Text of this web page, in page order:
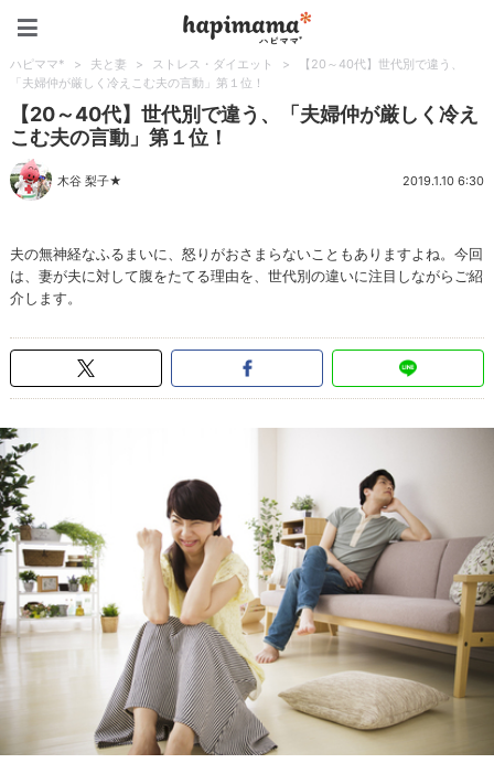
ハピママ* > 夫と妻 > ストレス・ダイエット >
【20～40代】世代別で違う、
「夫婦仲が厳しく冷えこむ夫の言動」第１位！
【20～40代】世代別で違う、「夫婦仲が厳しく冷え
こむ夫の言動」第１位！
木谷 梨子★ 2019.1.10 6:30
夫の無神経なふるまいに、怒りがおさまらないこともありますよね。今回
は、妻が夫に対して腹をたてる理由を、世代別の違いに注目しながらご紹
介します。